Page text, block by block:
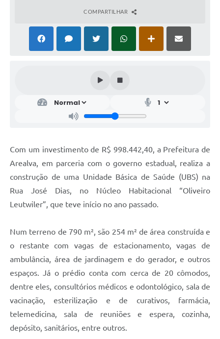
COMPARTILHAR
Com um investimento de R$ 998.442,40, a Prefeitura de
Arealva, em parceria com o governo estadual, realiza a
construção de uma Unidade Básica de Saúde (UBS) na
Rua José Dias, no Núcleo Habitacional “Oliveiro
Leutwiler”, que teve início no ano passado.
Num terreno de 790 m², são 254 m² de área construída e
o restante com vagas de estacionamento, vagas de
ambulância, área de jardinagem e do gerador, e outros
espaços. Já o prédio conta com cerca de 20 cômodos,
dentre eles, consultórios médicos e odontológico, sala de
vacinação, esterilização e de curativos, farmácia,
telemedicina, sala de reuniões e espera, cozinha,
depósito, sanitários, entre outros.